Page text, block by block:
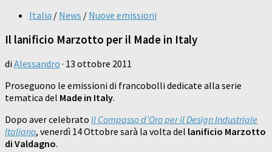
Italia / News / Nuove emissioni
Il lanificio Marzotto per il Made in Italy
di Alessandro · 13 ottobre 2011
Proseguono le emissioni di francobolli dedicate alla serie
tematica del Made in Italy.
Dopo aver celebrato Il Compasso d’Oro per il Design Industriale
Italiano, venerdì 14 Ottobre sarà la volta del lanificio Marzotto
di Valdagno.